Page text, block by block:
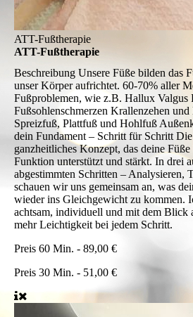
ATT-Fußtherapie
ATT-Fußtherapie
Beschreibung Unsere Füße bilden das
unser Körper aufrichtet. 60-70% aller
Fußproblemen, wie z.B. Hallux Valgus
Fußsohlenschmerzen Krallenzehen und
Spreizfuß, Plattfuß und Hohlfuß
dein Fundament – Schritt für Schritt
ganzheitliches Konzept, das deine
Funktion unterstützt und stärkt. In drei
abgestimmten Schritten – Analysieren,
schauen wir uns gemeinsam an, was
wieder ins Gleichgewicht zu kommen.
achtsam, individuell und mit dem Blick
mehr Leichtigkeit bei jedem Schritt.
Preis 60 Min. - 89,00 €
Preis 30 Min. - 51,00 €